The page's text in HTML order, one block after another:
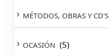
MÉTODOS, OBRAS Y CD'S
OCASIÓN (5)